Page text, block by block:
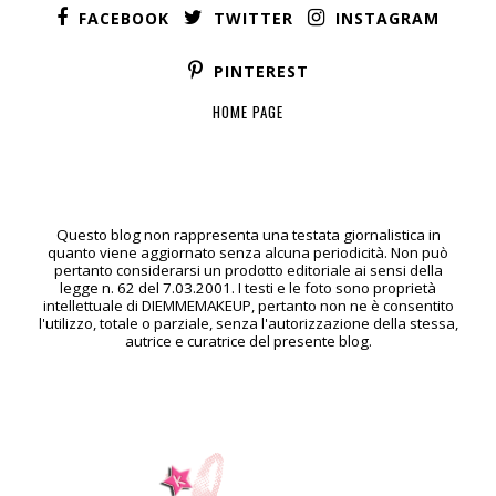
FACEBOOK TWITTER INSTAGRAM
PINTEREST
HOME PAGE
Questo blog non rappresenta una testata giornalistica in
quanto viene aggiornato senza alcuna periodicità. Non può
pertanto considerarsi un prodotto editoriale ai sensi della
legge n. 62 del 7.03.2001. I testi e le foto sono proprietà
intellettuale di DIEMMEMAKEUP, pertanto non ne è consentito
l'utilizzo, totale o parziale, senza l'autorizzazione della stessa,
autrice e curatrice del presente blog.